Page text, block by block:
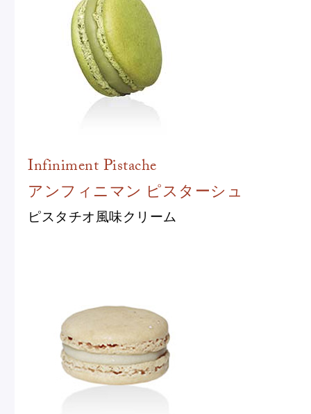
Infiniment Pistache
アンフィニマン ピスターシュ
ピスタチオ風味クリーム